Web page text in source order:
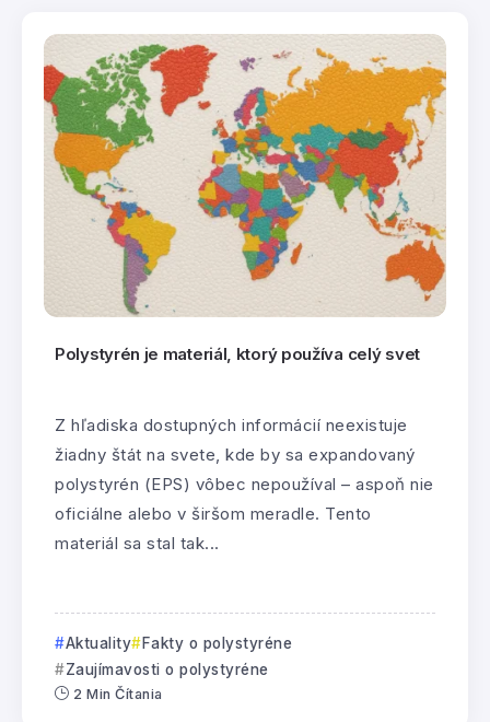
Polystyrén je materiál, ktorý používa celý svet
Z hľadiska dostupných informácií neexistuje
žiadny štát na svete, kde by sa expandovaný
polystyrén (EPS) vôbec nepoužíval – aspoň nie
oficiálne alebo v širšom meradle. Tento
materiál sa stal tak...
Aktuality
Fakty o polystyréne
Zaujímavosti o polystyréne
2 Min Čítania